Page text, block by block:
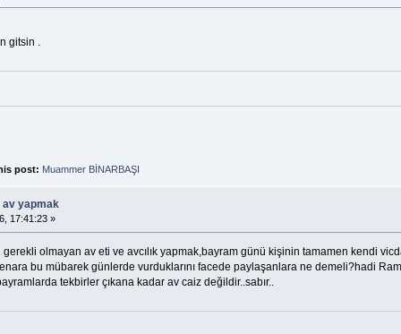
gitsin .
post: Muammer BİNARBAŞI
av yapmak
17:41:23 »
olmayan av eti ve avcılık yapmak,bayram günü kişinin tamamen kendi
bu mübarek günlerde vurduklarını facede paylaşanlara ne demeli?hadi
tekbirler çıkana kadar av caiz değildir..sabır..